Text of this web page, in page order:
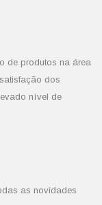
de produtos na área
dos
nível de
as novidades